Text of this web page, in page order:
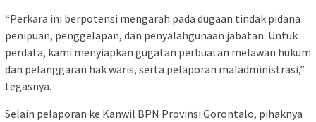
“Perkara ini berpotensi mengarah pada dugaan tindak pidana
penipuan, penggelapan, dan penyalahgunaan jabatan. Untuk
perdata, kami menyiapkan gugatan perbuatan melawan hukum
dan pelanggaran hak waris, serta pelaporan maladministrasi,”
tegasnya.
Selain pelaporan ke Kanwil BPN Provinsi Gorontalo, pihaknya